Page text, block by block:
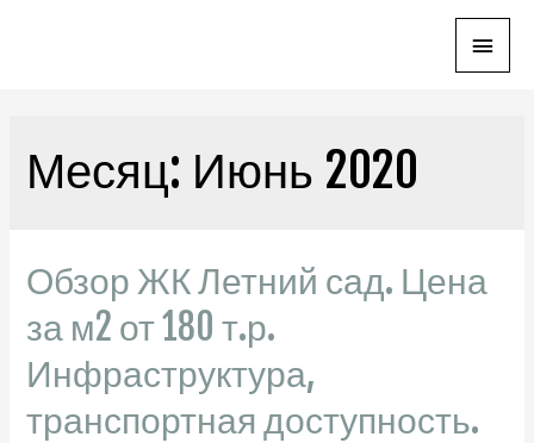
Месяц: Июнь 2020
Обзор ЖК Летний сад. Цена
за м2 от 180 т.р.
Инфраструктура,
транспортная доступность.